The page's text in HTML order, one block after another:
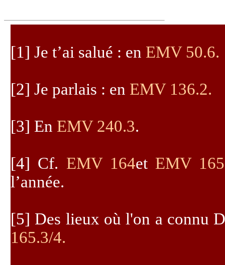
[1] Je t’ai salué : en EMV 50.6.
[2] Je parlais : en EMV 136.2.
[3] En EMV 240.3.
[4] Cf. EMV 164et EMV 165
l’année.
[5] Des lieux où l'on a connu
165.3/4.